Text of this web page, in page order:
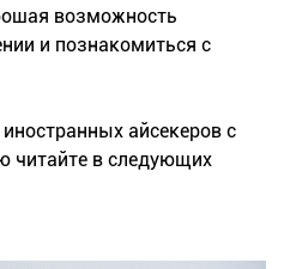
возможность
и познакомиться с
айсекеров с
читайте в следующих